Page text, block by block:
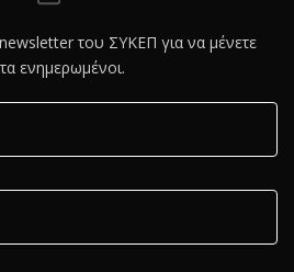
του ΣΥΚΕΠ για να μένετε
ενημερωμένοι.